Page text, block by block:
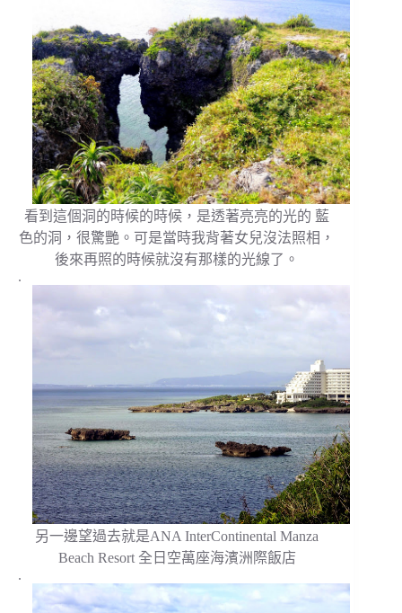
看到這個洞的時候的時候，是透著亮亮的光的 藍
色的洞，很驚艷。可是當時我背著女兒沒法照相，
後來再照的時候就沒有那樣的光線了。
.
另一邊望過去就是ANA InterContinental Manza
Beach Resort 全日空萬座海濱洲際飯店
.